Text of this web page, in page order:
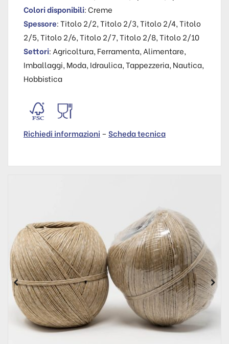
Colori disponibili: Creme
Spessore: Titolo 2/2, Titolo 2/3, Titolo 2/4, Titolo
2/5, Titolo 2/6, Titolo 2/7, Titolo 2/8, Titolo 2/10
Settori: Agricoltura, Ferramenta, Alimentare,
Imballaggi, Moda, Idraulica, Tappezzeria, Nautica,
Hobbistica
Richiedi informazioni – Scheda tecnica